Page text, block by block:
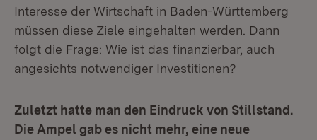
Interesse der Wirtschaft in Baden-Württemberg
müssen diese Ziele eingehalten werden. Dann
folgt die Frage: Wie ist das finanzierbar, auch
angesichts notwendiger Investitionen?
Zuletzt hatte man den Eindruck von Stillstand.
Die Ampel gab es nicht mehr, eine neue